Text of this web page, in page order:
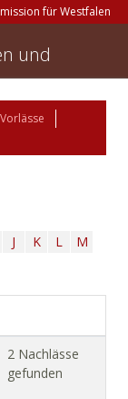
für Westfalen
und
J K L
M
2 Nachlässe
gefunden